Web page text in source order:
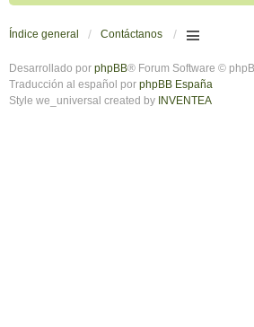
Índice general Contáctanos
Desarrollado por phpBB® Forum Software ©
Traducción al español por phpBB España
Style we_universal created by INVENTEA